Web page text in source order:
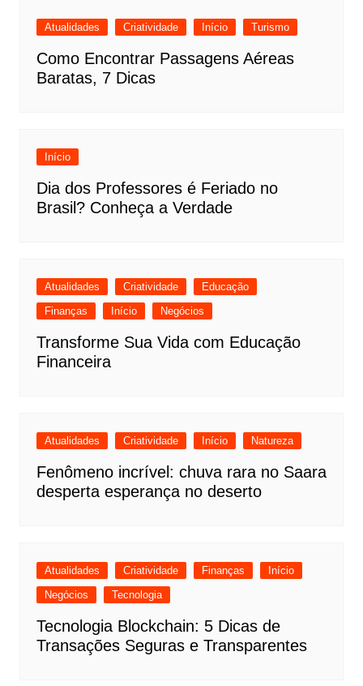
Atualidades Criatividade Início Turismo
Como Encontrar Passagens Aéreas
Baratas, 7 Dicas
Início
Dia dos Professores é Feriado no
Brasil? Conheça a Verdade
Atualidades Criatividade
Educação
Finanças
Início Negócios
Transforme Sua Vida com Educação
Financeira
Atualidades Criatividade Início Natureza
Fenômeno incrível: chuva rara no Saara
desperta esperança no deserto
Atualidades Criatividade Finanças
Início
Negócios
Tecnologia
Tecnologia Blockchain: 5 Dicas de
Transações Seguras e Transparentes